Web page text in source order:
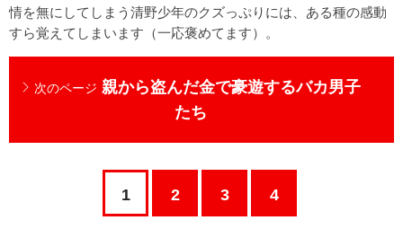
情を無にしてしまう清野少年のクズっぷりには、ある種の感動
すら覚えてしまいます（一応褒めてます）。
次のページ 親から盗んだ金で豪遊するバカ男子
たち
1 2 3 4